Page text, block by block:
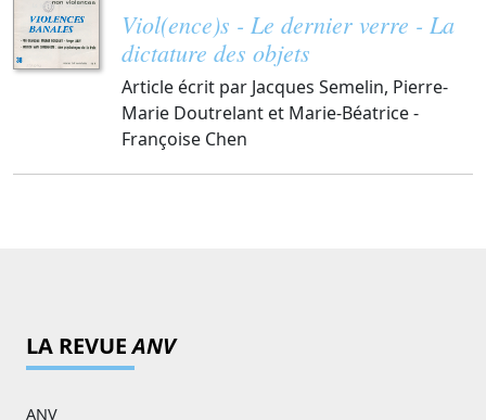
Viol(ence)s - Le dernier verre - La
dictature des objets
Article écrit par Jacques Semelin, Pierre-
Marie Doutrelant et Marie-Béatrice -
Françoise Chen
LA REVUEANV
ANV